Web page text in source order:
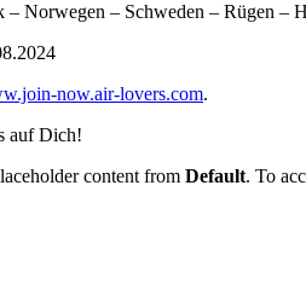
– Norwegen – Schweden – Rügen –
now.air-lovers.com.
auf Dich!
content from Default. To